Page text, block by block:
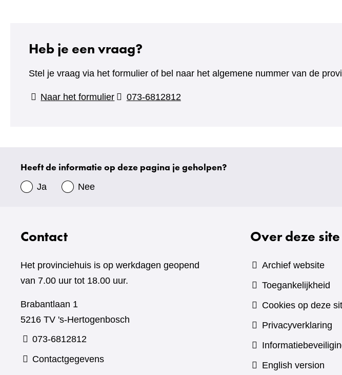
Heb je een vraag?
Stel je vraag via het formulier of bel naar het algemene nummer van de
Naar het formulier(verwijst
073-6812812
Uw
gegevens
Heeft de informatie op deze pagina je geholpen?
Ja Nee
Contact
Het provinciehuis is op werkdagen geopend
van 7.00 uur tot 18.00 uur.
Brabantlaan 1
5216 TV 's-Hertogenbosch
073-6812812
Contactgegevens
Over deze site
Archief website
Toegankelijkheid
Cookies op deze
Privacyverklaring
English version